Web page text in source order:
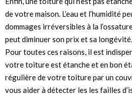
de votre maison. L’eau et l’humidité
dommages irréversibles à la
peut diminuer son prix et sa longévité.
Pour toutes ces raisons, il est
votre toiture est étanche et en bon
régulière de votre toiture par un
vous aider à détecter les les failles